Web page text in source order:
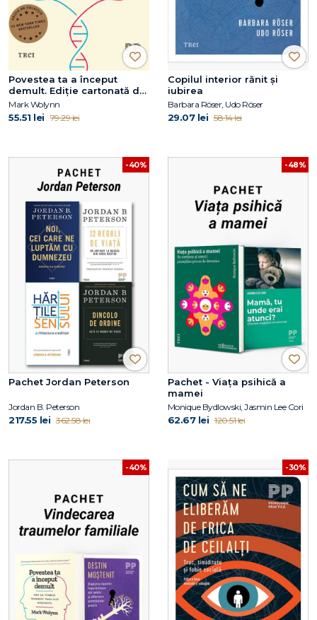
Povestea ta a început
demult. Ediție cartonată de
colecție
Mark Wolynn
55.51 lei 79.29 lei
Copilul interior rănit și
iubirea
Barbara Röser, Udo Röser
29.07 lei 58.14 lei
-40%
Pachet Jordan Peterson
Jordan B. Peterson
217.55 lei 362.58 lei
-48%
Pachet - Viața psihică a
mamei
Monique Bydlowski, Jasmin Lee Cori
62.67 lei 120.51 lei
-40% -30%